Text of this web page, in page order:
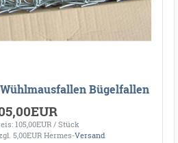
Bügelfallen
105,00EUR / Stück
5,00EUR Hermes-Versand